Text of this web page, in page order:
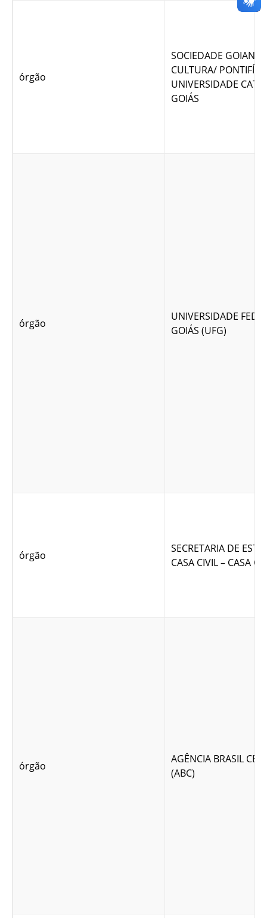
órgão
SOCIEDADE GOIANA
CULTURA/
UNIVERSIDADE
GOIÁS
órgão
UNIVERSIDADE
GOIÁS (UFG)
órgão
SECRETARIA DE
CASA CIVIL – CASA
órgão
AGÊNCIA BRASIL
(ABC)